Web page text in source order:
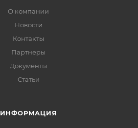
О компании
Новости
Контакты
Партнеры
Документы
Статьи
ИНФОРМАЦИЯ